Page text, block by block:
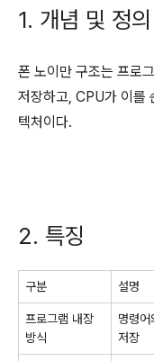
1. 개념 및 정의
폰 노이만 구조는 프로
저장하고, CPU가 이를
텍처이다.
2. 특징
구분 설명
프로그램 내장
방식
명령어
저장